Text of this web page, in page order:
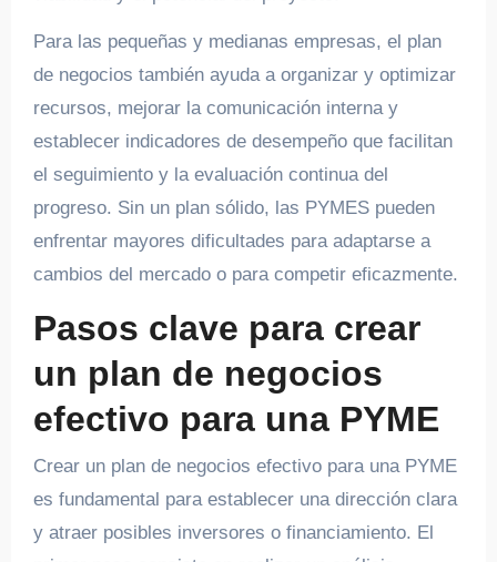
Para las pequeñas y medianas empresas, el plan
de negocios también ayuda a organizar y optimizar
recursos, mejorar la comunicación interna y
establecer indicadores de desempeño que facilitan
el seguimiento y la evaluación continua del
progreso. Sin un plan sólido, las PYMES pueden
enfrentar mayores dificultades para adaptarse a
cambios del mercado o para competir eficazmente.
Pasos clave para crear
un plan de negocios
efectivo para una PYME
Crear un plan de negocios efectivo para una PYME
es fundamental para establecer una dirección clara
y atraer posibles inversores o financiamiento. El